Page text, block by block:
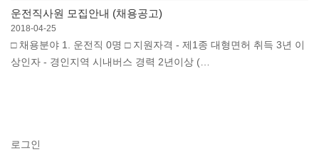
운전직사원 모집안내 (채용공고)
2018-04-25
□ 채용분야 1. 운전직 0명 □ 지원자격 - 제1종 대형면허 취득 3년 이
상인자 - 경인지역 시내버스 경력 2년이상 (…
로그인